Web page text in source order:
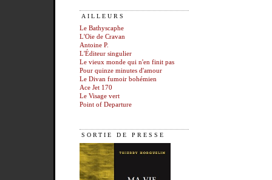
AILLEURS
Le Bathyscaphe
L'Oie de Cravan
Antoine P.
L'Éditeur singulier
Le vieux monde qui n'en finit pas
Pour quinze minutes d'amour
Le Divan fumoir bohémien
Ace Jet 170
Le Visage vert
Point of Departure
SORTIE DE PRESSE